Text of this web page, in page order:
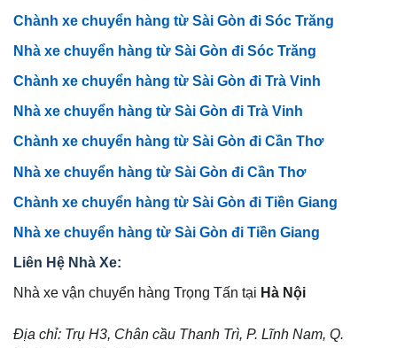
Chành xe chuyển hàng từ Sài Gòn đi Sóc Trăng
Nhà xe chuyển hàng từ Sài Gòn đi Sóc Trăng
Chành xe chuyển hàng từ Sài Gòn đi Trà Vinh
Nhà xe chuyển hàng từ Sài Gòn đi Trà Vinh
Chành xe chuyển hàng từ Sài Gòn đi Cần Thơ
Nhà xe chuyển hàng từ Sài Gòn đi Cần Thơ
Chành xe chuyển hàng từ Sài Gòn đi Tiền Giang
Nhà xe chuyển hàng từ Sài Gòn đi Tiền Giang
Liên Hệ Nhà Xe:
Nhà xe vận chuyển hàng Trọng Tấn tại Hà Nội
Địa chỉ: Trụ H3, Chân cầu Thanh Trì, P. Lĩnh Nam, Q.